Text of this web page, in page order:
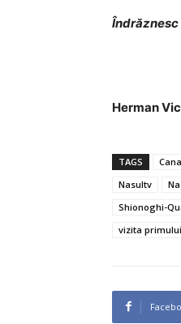
Îndrăznesc
Herman
TAGS
Nasultv
Shionoghi-
vizita